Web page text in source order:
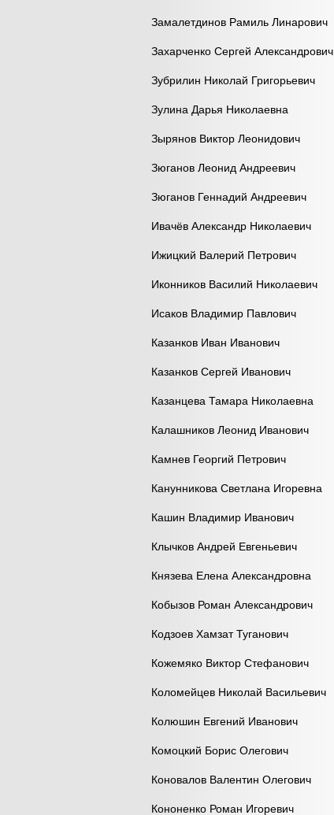
Замалетдинов Рамиль Линарович
Захарченко Сергей Александрович
Зубрилин Николай Григорьевич
Зулина Дарья Николаевна
Зырянов Виктор Леонидович
Зюганов Леонид Андреевич
Зюганов Геннадий Андреевич
Ивачёв Александр Николаевич
Ижицкий Валерий Петрович
Иконников Василий Николаевич
Исаков Владимир Павлович
Казанков Иван Иванович
Казанков Сергей Иванович
Казанцева Тамара Николаевна
Калашников Леонид Иванович
Камнев Георгий Петрович
Канунникова Светлана Игоревна
Кашин Владимир Иванович
Клычков Андрей Евгеньевич
Князева Елена Александровна
Кобызов Роман Александрович
Кодзоев Хамзат Туганович
Кожемяко Виктор Стефанович
Коломейцев Николай Васильевич
Колюшин Евгений Иванович
Комоцкий Борис Олегович
Коновалов Валентин Олегович
Кононенко Роман Игоревич